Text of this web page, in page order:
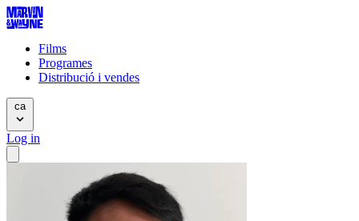
Films
Programes
Distribució i vendes
ca
Log in